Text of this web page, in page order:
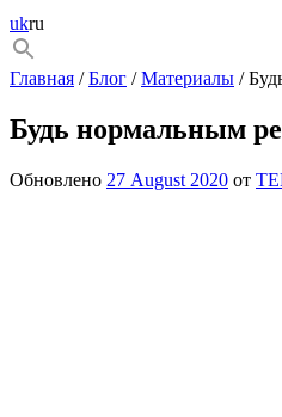
ukru
Главная /Блог /Материалы /
Будь нормальным
Обновлено 27 August 2020 от